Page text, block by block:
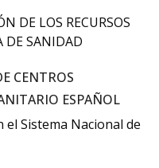
DE LOS RECURSOS
DE SANIDAD
CENTROS
ESPAÑOL
Sistema Nacional de